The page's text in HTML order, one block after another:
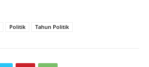
Politik Tahun Politik